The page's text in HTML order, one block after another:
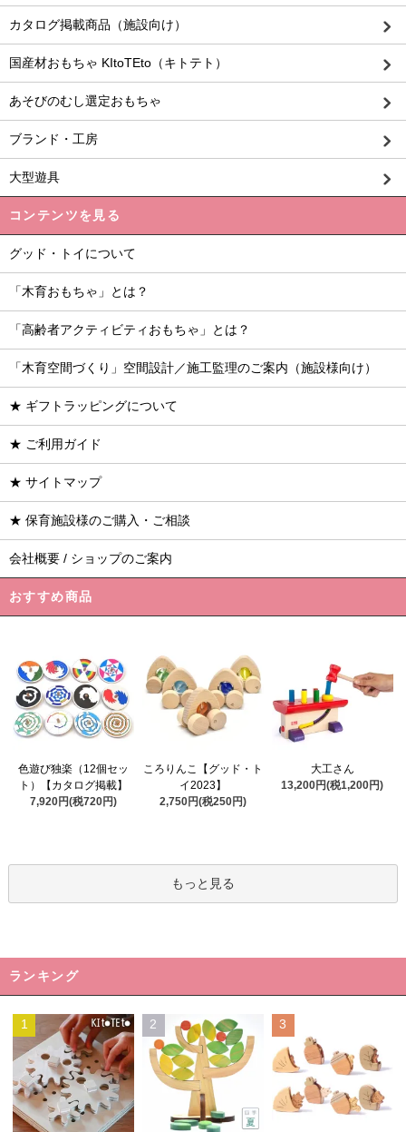
カタログ掲載商品（施設向け）
国産材おもちゃ KItoTEto（キトテト）
あそびのむし選定おもちゃ
ブランド・工房
大型遊具
コンテンツを見る
グッド・トイについて
「木育おもちゃ」とは？
「高齢者アクティビティおもちゃ」とは？
「木育空間づくり」空間設計／施工監理のご案内（施設様向け）
★ ギフトラッピングについて
★ ご利用ガイド
★ サイトマップ
★ 保育施設様のご購入・ご相談
会社概要 / ショップのご案内
おすすめ商品
色遊び独楽（12個セッ
ト）【カタログ掲載】
7,920円(税720円)
ころりんこ【グッド・ト
イ2023】
2,750円(税250円)
大工さん
13,200円(税1,200円)
もっと見る
ランキング
1 2 3